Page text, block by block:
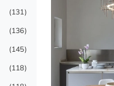
131
136
145
118